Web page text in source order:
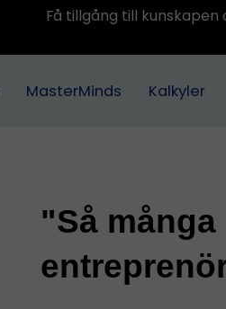
Få tillgång till
MasterMinds Kalkyler
"Så